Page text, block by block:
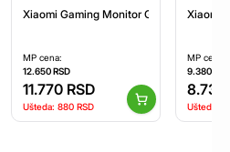
Xiaomi Gaming Monitor G24i 2026
MP cena:
12.650RSD
11.770 RSD
Ušteda: 880 RSD
Xiaomi
MP cena:
9.380
8.730
Ušteda: